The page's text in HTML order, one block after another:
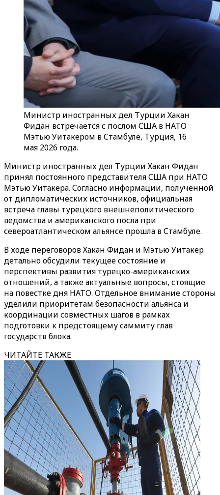
Министр иностранных дел Турции Хакан
Фидан встречается с послом США в НАТО
Мэтью Уитакером в Стамбуле, Турция, 16
мая 2026 года.
Министр иностранных дел Турции Хакан Фидан
принял постоянного представителя США при НАТО
Мэтью Уитакера. Согласно информации, полученной
от дипломатических источников, официальная
встреча главы турецкого внешнеполитического
ведомства и американского посла при
североатлантическом альянсе прошла в Стамбуле.
В ходе переговоров Хакан Фидан и Мэтью Уитакер
детально обсудили текущее состояние и
перспективы развития турецко-американских
отношений, а также актуальные вопросы, стоящие
на повестке дня НАТО. Отдельное внимание стороны
уделили приоритетам безопасности альянса и
координации совместных шагов в рамках
подготовки к предстоящему саммиту глав
государств блока.
ЧИТАЙТЕ ТАКЖЕ